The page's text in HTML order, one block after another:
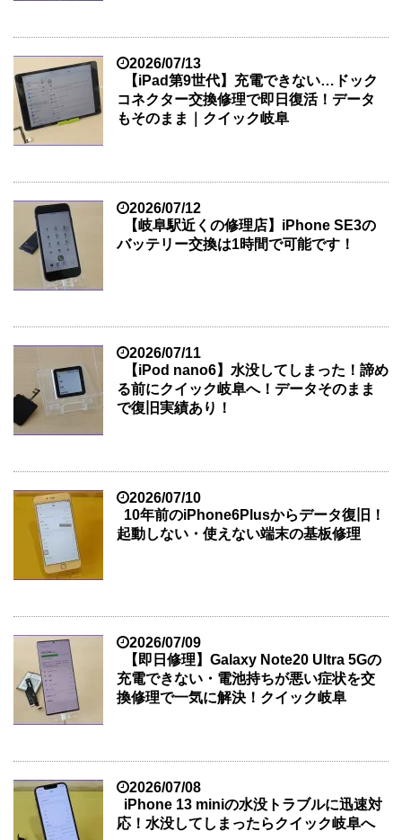
2026/07/13
【iPad第9世代】充電できない…ドック
コネクター交換修理で即日復活！データ
もそのまま｜クイック岐阜
2026/07/12
【岐阜駅近くの修理店】iPhone SE3の
バッテリー交換は1時間で可能です！
2026/07/11
【iPod nano6】水没してしまった！諦め
る前にクイック岐阜へ！データそのまま
で復旧実績あり！
2026/07/10
10年前のiPhone6Plusからデータ復旧！
起動しない・使えない端末の基板修理
2026/07/09
【即日修理】Galaxy Note20 Ultra 5Gの
充電できない・電池持ちが悪い症状を交
換修理で一気に解決！クイック岐阜
2026/07/08
iPhone 13 miniの水没トラブルに迅速対
応！水没してしまったらクイック岐阜へ